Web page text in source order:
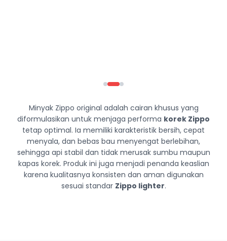
Minyak Zippo original adalah cairan khusus yang
diformulasikan untuk menjaga performa korek Zippo
tetap optimal. Ia memiliki karakteristik bersih, cepat
menyala, dan bebas bau menyengat berlebihan,
sehingga api stabil dan tidak merusak sumbu maupun
kapas korek. Produk ini juga menjadi penanda keaslian
karena kualitasnya konsisten dan aman digunakan
sesuai standar Zippo lighter.